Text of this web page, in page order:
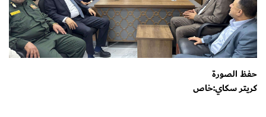
حفظ الصورة
كريتر سكاي:خاص